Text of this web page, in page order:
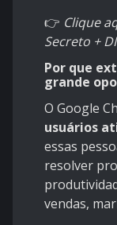
👉 Clique
Secreto +
Por que
grande
O Google
usuários
essas
resolver
vendas,